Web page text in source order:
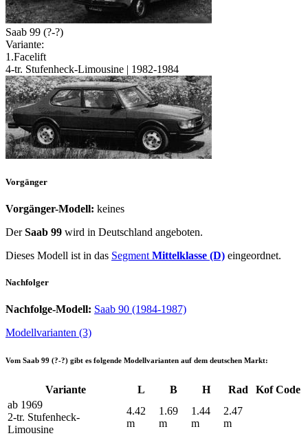
Saab 99 (?-?)
Variante:
1.Facelift
4-tr. Stufenheck-Limousine | 1982-1984
Vorgänger
Vorgänger-Modell: keines
DerSaab 99 wird in Deutschland angeboten.
Dieses Modell ist in das Segment Mittelklasse (D) eingeordnet.
Nachfolger
Nachfolge-Modell: Saab 90 (1984-1987)
Modellvarianten (3)
Vom Saab 99 (?-?) gibt es folgende Modellvarianten auf dem deutschen Markt:
Variante L B H Rad Kof Code
ab 1969
2-tr. Stufenheck-
Limousine
4.42
m
1.69
m
1.44
m
2.47
m